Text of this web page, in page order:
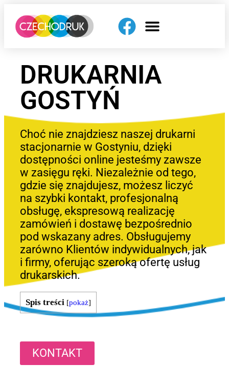
DRUKARNIA
GOSTYŃ
Choć nie znajdziesz naszej drukarni
stacjonarnie w Gostyniu, dzięki
dostępności online jesteśmy zawsze
w zasięgu ręki. Niezależnie od tego,
gdzie się znajdujesz, możesz liczyć
na szybki kontakt, profesjonalną
obsługę, ekspresową realizację
zamówień i dostawę bezpośrednio
pod wskazany adres. Obsługujemy
zarówno Klientów indywidualnych, jak
i firmy, oferując szeroką ofertę usług
drukarskich.
Spis treści [pokaż]
KONTAKT